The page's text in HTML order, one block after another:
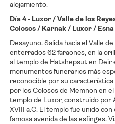
alojamiento.
Día 4 - Luxor / Valle de los
Colosos / Karnak / Luxor /
Desayuno. Salida hacia el Valle
enterrados 62 faraones, en la
al templo de Hatshepsut en Deir
monumentos funerarios más
reconocible por su característica
por los Colosos de Memnon en
templo de Luxor, construido por
XVIII a.C. El templo fue unido
famosa avenida de las esfinges.